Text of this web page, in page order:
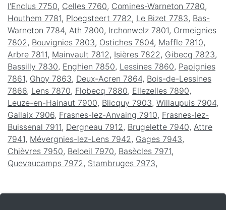
l'Enclus 7750, Celles 7760, Comines-Warneton 7780,
Houthem 7781, Ploegsteert 7782 , Le Bizet 7783, Bas-
Warneton 7784, Ath 7800, Irchonwelz 7801, Ormeignies
7802 , Bouvignies 7803, Ostiches 7804, Maffle 7810,
Arbre 7811, Mainvault 7812 , Isières 7822 , Gibecq 7823,
Bassilly 7830, Enghien 7850, Lessines 7860, Papignies
7861, Ghoy 7863, Deux-Acren 7864, Bois-de-Lessines
7866, Lens 7870, Flobecq 7880, Ellezelles 7890,
Leuze-en-Hainaut 7900, Blicquy 7903, Willaupuis 7904,
Gallaix 7906, Frasnes-lez-Anvaing 7910, Frasnes-lez-
Buissenal 7911, Dergneau 7912 , Brugelette 7940, Attre
7941, Mévergnies-lez-Lens 7942 , Gages 7943,
Chièvres 7950, Beloeil 7970, Basècles 7971,
Quevaucamps 7972 , Stambruges 7973,